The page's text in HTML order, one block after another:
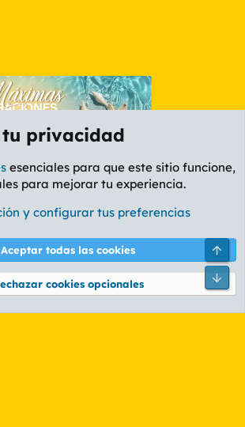
AMARILLO
y reglas Política de privacidad Ayuda
XenForo® © 2010-2026 XenForo Ltd.
privacidad
esenciales para que este sitio funcione,
para mejorar tu experiencia.
y configurar tus preferencias
Aceptar todas las cookies
cookies opcionales
Pie